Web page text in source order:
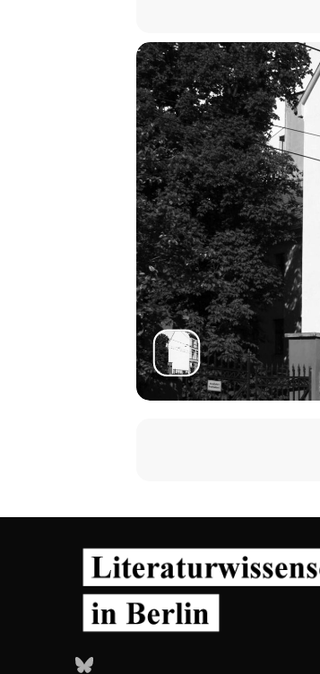
Bluesky